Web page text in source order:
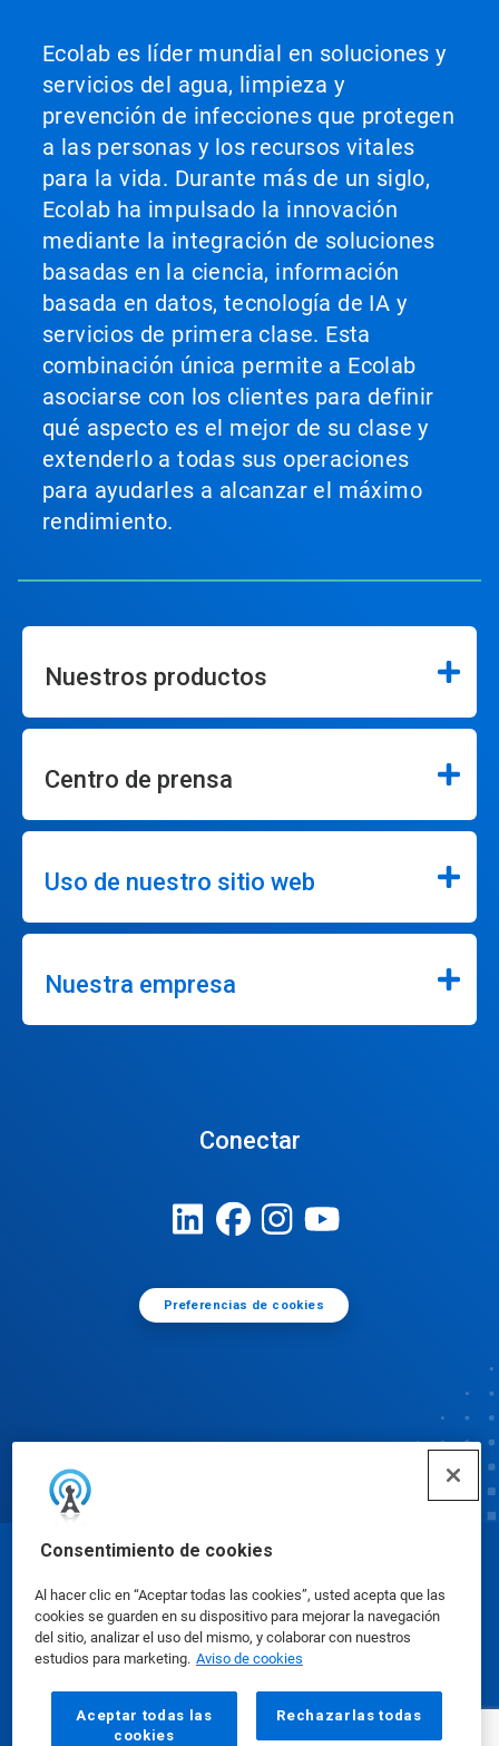
Consentimiento de cookies
Al hacer clic en “Aceptar todas las cookies”, usted acepta que las
cookies se guarden en su dispositivo para mejorar la navegación
del sitio, analizar el uso del mismo, y colaborar con nuestros
estudios para marketing. Aviso de cookies
Aceptar todas las
cookies
Rechazarlas todas
Ecolab es líder mundial en soluciones y
servicios del agua, limpieza y
prevención de infecciones que protegen
a las personas y los recursos vitales
para la vida. Durante más de un siglo,
Ecolab ha impulsado la innovación
mediante la integración de soluciones
basadas en la ciencia, información
basada en datos, tecnología de IA y
servicios de primera clase. Esta
combinación única permite a Ecolab
asociarse con los clientes para definir
qué aspecto es el mejor de su clase y
extenderlo a todas sus operaciones
para ayudarles a alcanzar el máximo
rendimiento.
Nuestros productos
Centro de prensa
Uso de nuestro sitio web
Nuestra empresa
Conectar
Preferencias de cookies
Hojas de datos de seguridad|Política de privacidad
|condiciones de uso